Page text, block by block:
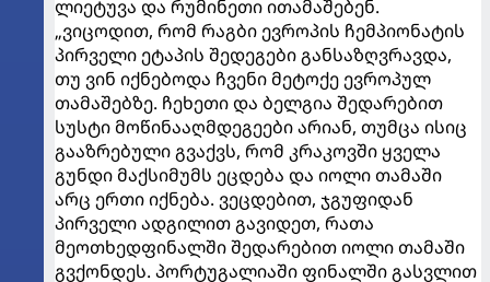
ლიეტუვა და რუმინეთი ითამაშებენ.
„ვიცოდით, რომ რაგბი ევროპის ჩემპიონატის
პირველი ეტაპის შედეგები განსაზღვრავდა,
თუ ვინ იქნებოდა ჩვენი მეტოქე ევროპულ
თამაშებზე. ჩეხეთი და ბელგია შედარებით
სუსტი მოწინააღმდეგეები არიან, თუმცა ისიც
გააზრებული გვაქვს, რომ კრაკოვში ყველა
გუნდი მაქსიმუმს ეცდება და იოლი თამაში
არც ერთი იქნება. ვეცდებით, ჯგუფიდან
პირველი ადგილით გავიდეთ, რათა
მეოთხედფინალში შედარებით იოლი თამაში
გვქონდეს. პორტუგალიაში ფინალში გასვლით